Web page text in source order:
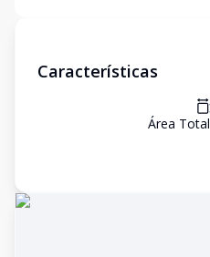
Características
Área Total